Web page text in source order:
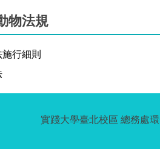
物法規
行細則
實踐大學臺北校區 總務處